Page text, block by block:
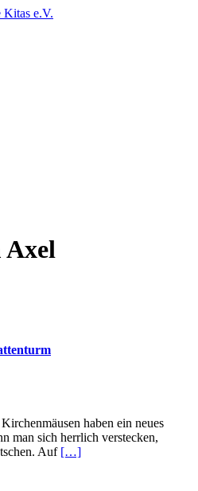
Axel
haben ein neues
man sich herrlich verstecken,
Auf […]